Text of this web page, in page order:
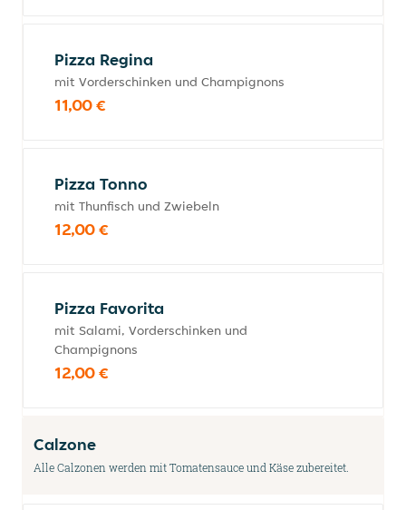
Pizza Regina
mit Vorderschinken und Champignons
11,00 €
Pizza Tonno
mit Thunfisch und Zwiebeln
12,00 €
Pizza Favorita
mit Salami, Vorderschinken und
Champignons
12,00 €
Calzone
Alle Calzonen werden mit Tomatensauce und Käse zubereitet.